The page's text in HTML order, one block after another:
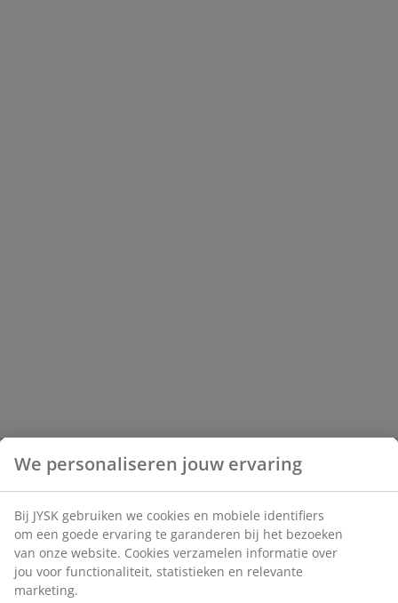
We personaliseren jouw ervaring
Bij JYSK gebruiken we cookies en mobiele identifiers
om een goede ervaring te garanderen bij het bezoeken
van onze website. Cookies verzamelen informatie over
jou voor functionaliteit, statistieken en relevante
marketing.